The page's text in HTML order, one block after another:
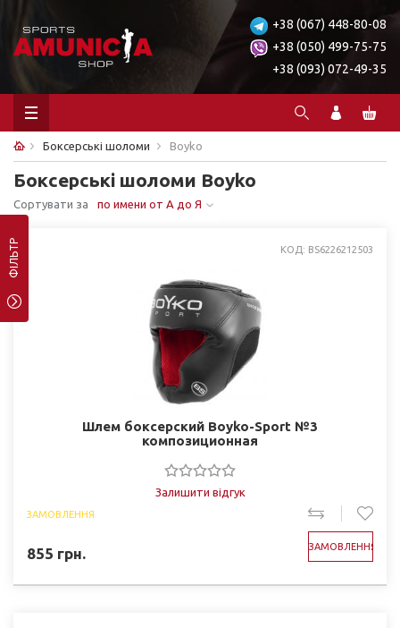
+38 (067) 448-80-08
+38 (050) 499-75-75
+38 (093) 072-49-35
Боксерські шоломи Boyko
Боксерські шоломи Boyko
Сортувати за по имени от А до Я
ФІЛЬТР КОД: BS6226212503
Шлем боксерский Boyko-Sport №3
композиционная
Залишити відгук
ЗАМОВЛЕННЯ
855 грн. ЗАМОВЛЕННЯ